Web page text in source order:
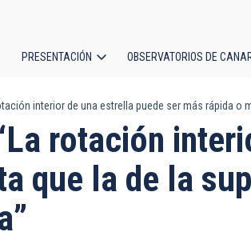
principal
PRESENTACIÓN OBSERVATORIOS DE
interior de una estrella puede ser más rápida
rotación
que la de la